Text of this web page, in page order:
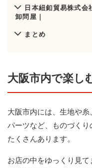
日本紐釦貿易株式会
卸問屋｜
まとめ
大阪市内で楽し
大阪市内には、生地や
パーツなど、ものづく
たくさんあります。
お店の中をゆっくり見